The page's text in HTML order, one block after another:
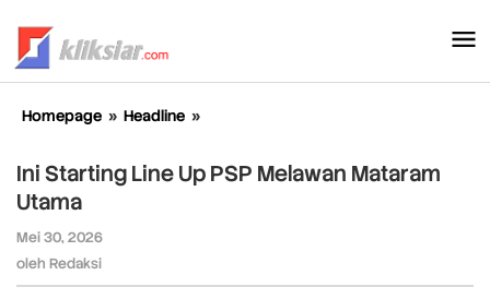
konten
Homepage » Headline »
Line
Up
Ini Starting Line Up PSP Melawan Mataram
Utama
Mei 30, 2026
oleh Redaksi